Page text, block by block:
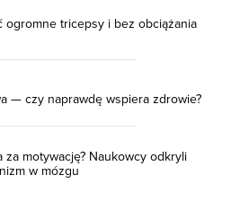
ogromne tricepsy i bez obciążania
— czy naprawdę wspiera zdrowie?
za motywację? Naukowcy odkryli
w mózgu